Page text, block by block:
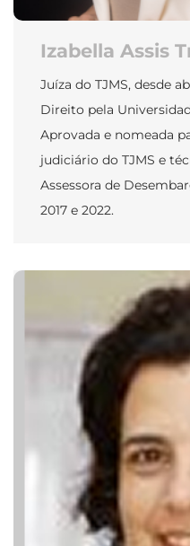
Izabella Assis
Juíza do TJMS, desde
Direito pela
Aprovada e nomeada
judiciário do TJMS e
Assessora de
2017 e 2022.